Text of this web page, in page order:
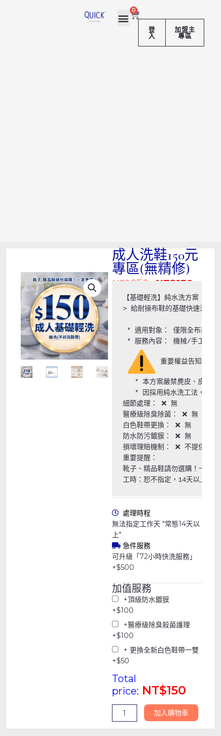
0
物
籃登
入
加盟主
專區
成人洗鞋150元
專區(無精修)
NT$350
始
價
NT$350。
NT$150
前
價
【基礎輕洗】純水洗方案｜
> 給耐操布鞋的基礎快速清潔。
* 適用對象： 僅限全布面、
* 服務內容： 機械/手工基礎
重要權益告知（請
* 本方案嚴禁麂皮、皮革、
* 因採用純水洗工法，針對不
細節處理： ❌ 無
醫療級除臭除菌： ❌ 無
白色鞋帶更換： ❌ 無
防水防污鍍膜： ❌ 無
損壞理賠機制： ❌ 不提供任何
重要提醒：
靴子、精品鞋請勿選購！一定
工時：恕不指定，14天以上皆
處理時程
無法指定工作天 "常態14天以
上"
急件服務
可升級「72小時快洗服務」
+$500
加值服務
+頂級防水鍍膜
+$100
+醫療級除臭殺菌護理
+$100
+ 更換全新白色鞋帶一雙
+$50
Total
price: NT$150
成
人
洗
鞋
150
專
區
(無
修)
加入購物車